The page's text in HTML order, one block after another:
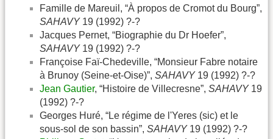
Famille de Mareuil, “À propos de Cromot du Bourg”,
SAHAVY19 (1992) ?-?
Jacques Pernet, “Biographie du Dr Hoefer”,
SAHAVY19 (1992) ?-?
Françoise Faï-Chedeville, “Monsieur Fabre notaire
à Brunoy (Seine-et-Oise)”, SAHAVY19 (1992) ?-?
Jean Gautier, “Histoire de Villecresne”, SAHAVY19
(1992) ?-?
Georges Huré, “Le régime de l'Yeres (sic) et le
sous-sol de son bassin”, SAHAVY19 (1992) ?-?